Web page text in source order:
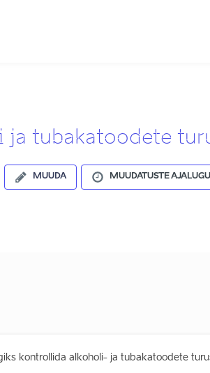
ja tubakatoodete
MUUDA MUUDATUSTE AJALUGU
kontrollida alkoholi- ja tubakatoodete